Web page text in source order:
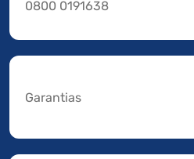
0800 0191638
Garantias